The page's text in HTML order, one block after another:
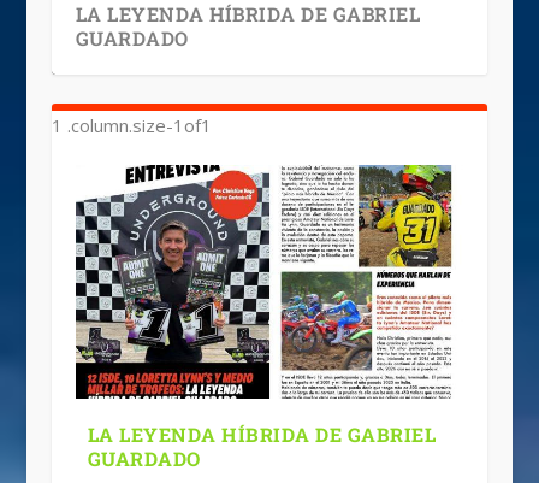
LA LEYENDA HÍBRIDA DE GABRIEL
GUARDADO
FRANCIA LIDERA EL PRIMER DÍA ISDE
2024; MÉXICO 16°...
MEXICANOS EN EL NACIONAL
AMATEUR EN EUA
LA LEYENDA HÍBRIDA DE GABRIEL
GUARDADO